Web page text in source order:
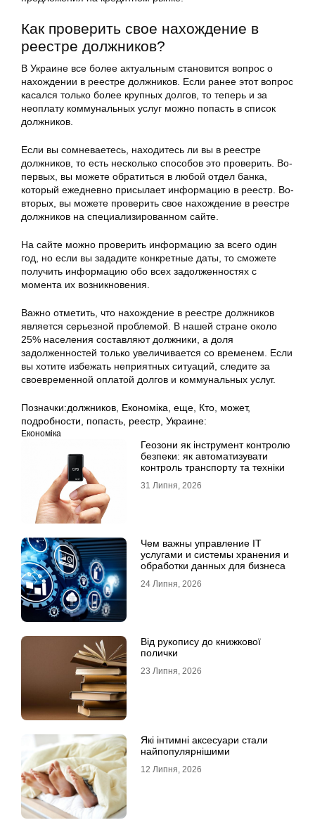
Как проверить свое нахождение в
реестре должников?
В Украине все более актуальным становится вопрос о
нахождении в реестре должников. Если ранее этот вопрос
касался только более крупных долгов, то теперь и за
неоплату коммунальных услуг можно попасть в список
должников.
Если вы сомневаетесь, находитесь ли вы в реестре
должников, то есть несколько способов это проверить. Во-
первых, вы можете обратиться в любой отдел банка,
который ежедневно присылает информацию в реестр. Во-
вторых, вы можете проверить свое нахождение в реестре
должников на специализированном сайте.
На сайте можно проверить информацию за всего один
год, но если вы зададите конкретные даты, то сможете
получить информацию обо всех задолженностях с
момента их возникновения.
Важно отметить, что нахождение в реестре должников
является серьезной проблемой. В нашей стране около
25% населения составляют должники, а доля
задолженностей только увеличивается со временем. Если
вы хотите избежать неприятных ситуаций, следите за
своевременной оплатой долгов и коммунальных услуг.
Позначки:должников Економіка еще Кто может,
подробности
попасть реестр Украине:
Економіка
Геозони як інструмент контролю
безпеки: як автоматизувати
контроль транспорту та техніки
31 Липня, 2026
Чем важны управление IT
услугами и системы хранения и
обработки данных для бизнеса
24 Липня, 2026
Від рукопису до книжкової
полички
23 Липня, 2026
Які інтимні аксесуари стали
найпопулярнішими
12 Липня, 2026